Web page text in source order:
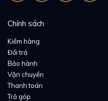
Chính sách
Kiểm hàng
Đổi trả
Bảo hành
Vận chuyển
Thanh toán
Trả góp